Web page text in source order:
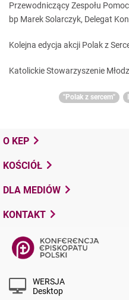
Przewodniczący Zespołu
bp Marek Solarczyk, Delegat
Kolejna edycja akcji Polak z
Katolickie Stowarzyszenie
"Polak z sercem"
O KEP
KOŚCIÓŁ
DLA MEDIÓW
KONTAKT
WERSJA
Desktop